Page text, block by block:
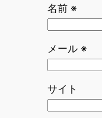
名前 ※
メール ※
サイト